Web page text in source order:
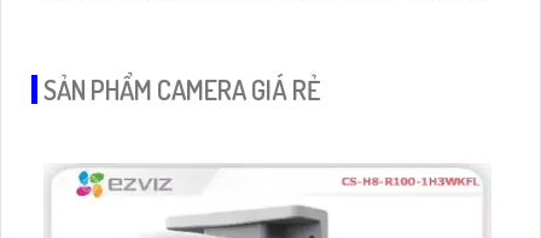
SẢN PHẨM CAMERA GIÁ RẺ